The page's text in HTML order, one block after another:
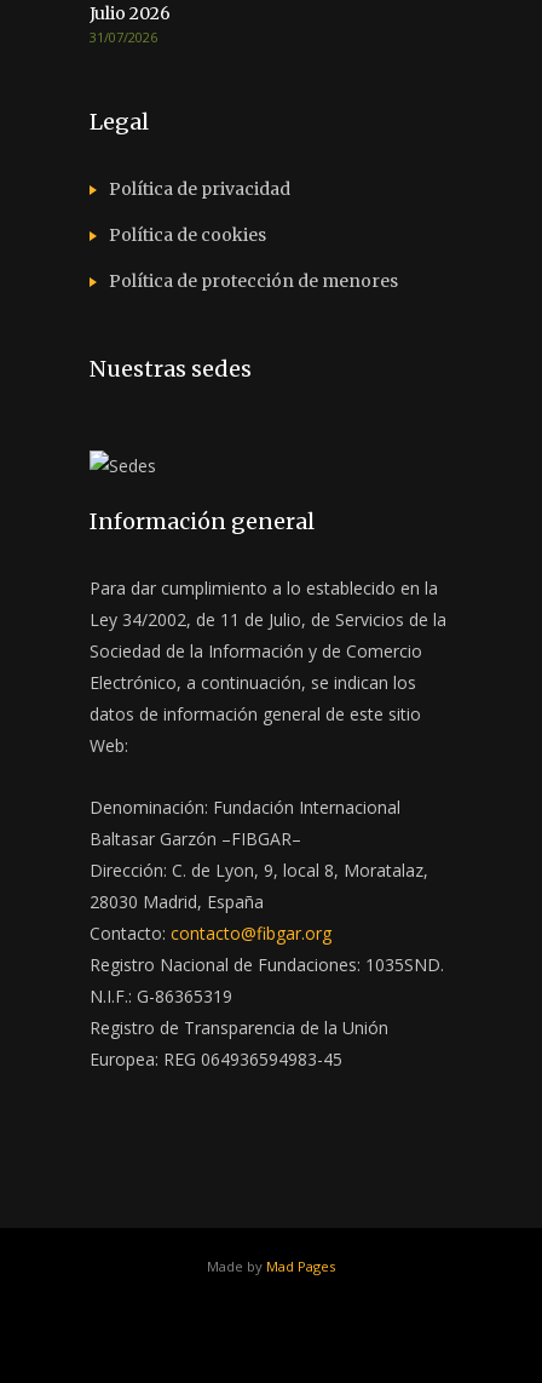
Julio 2026
31/07/2026
Legal
Política de privacidad
Política de cookies
Política de protección de menores
Nuestras sedes
Información general
Para dar cumplimiento a lo establecido en la
Ley 34/2002, de 11 de Julio, de Servicios de la
Sociedad de la Información y de Comercio
Electrónico, a continuación, se indican los
datos de información general de este sitio
Web:
Denominación: Fundación Internacional
Baltasar Garzón –FIBGAR–
Dirección: C. de Lyon, 9, local 8, Moratalaz,
28030 Madrid, España
Contacto: contacto@fibgar.org
Registro Nacional de Fundaciones: 1035SND.
N.I.F.: G-86365319
Registro de Transparencia de la Unión
Europea: REG 064936594983-45
Made by Mad Pages